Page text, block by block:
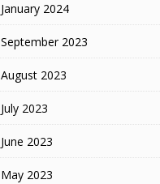
January 2024
September 2023
August 2023
July 2023
June 2023
May 2023